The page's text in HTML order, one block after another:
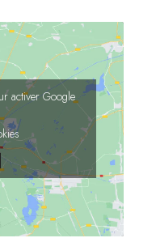
activer Google